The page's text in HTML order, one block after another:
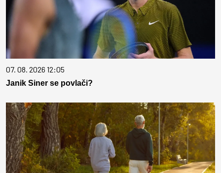
07. 08. 2026 12:05
Janik Siner se povlači?